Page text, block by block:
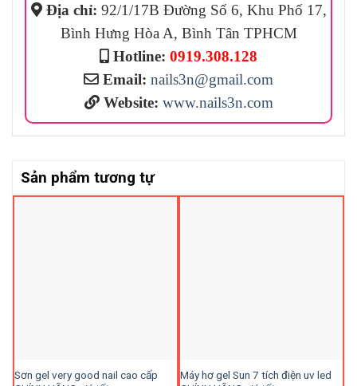
Địa chỉ: 92/1/17B Đường Số 6, Khu Phố 17,
Bình Hưng Hòa A, Bình Tân TPHCM
Hotline: 0919.308.128
Email: nails3n@gmail.com
Website: www.nails3n.com
Sản phẩm tương tự
Sơn gel very good nail cao cấp
Máy hơ gel Sun 7 tích điện uv led